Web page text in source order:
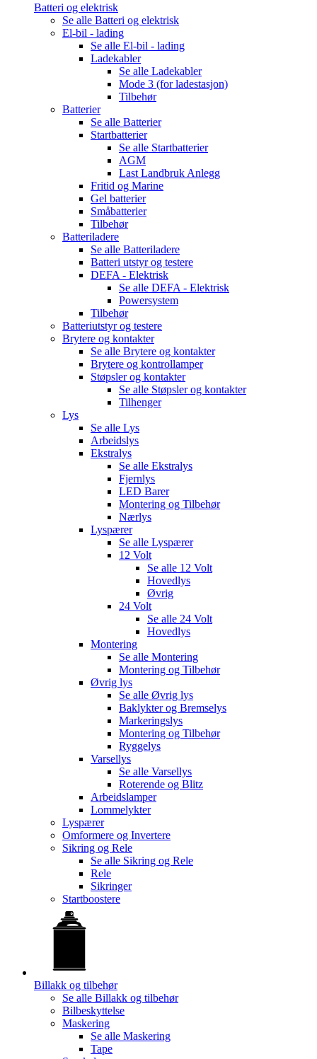
Batteri og elektrisk
Se alle Batteri og elektrisk
El-bil - lading
Se alle El-bil - lading
Ladekabler
Se alle Ladekabler
Mode 3 (for ladestasjon)
Tilbehør
Batterier
Se alle Batterier
Startbatterier
Se alle Startbatterier
AGM
Last Landbruk Anlegg
Fritid og Marine
Gel batterier
Småbatterier
Tilbehør
Batteriladere
Se alle Batteriladere
Batteri utstyr og testere
DEFA - Elektrisk
Se alle DEFA - Elektrisk
Powersystem
Tilbehør
Batteriutstyr og testere
Brytere og kontakter
Se alle Brytere og kontakter
Brytere og kontrollamper
Støpsler og kontakter
Se alle Støpsler og kontakter
Tilhenger
Lys
Se alle Lys
Arbeidslys
Ekstralys
Se alle Ekstralys
Fjernlys
LED Barer
Montering og Tilbehør
Nærlys
Lyspærer
Se alle Lyspærer
12 Volt
Se alle 12 Volt
Hovedlys
Øvrig
24 Volt
Se alle 24 Volt
Hovedlys
Montering
Se alle Montering
Montering og Tilbehør
Øvrig lys
Se alle Øvrig lys
Baklykter og Bremselys
Markeringslys
Montering og Tilbehør
Ryggelys
Varsellys
Se alle Varsellys
Roterende og Blitz
Arbeidslamper
Lommelykter
Lyspærer
Omformere og Invertere
Sikring og Rele
Se alle Sikring og Rele
Rele
Sikringer
Startboostere
Billakk og tilbehør
Se alle Billakk og tilbehør
Bilbeskyttelse
Maskering
Se alle Maskering
Tape